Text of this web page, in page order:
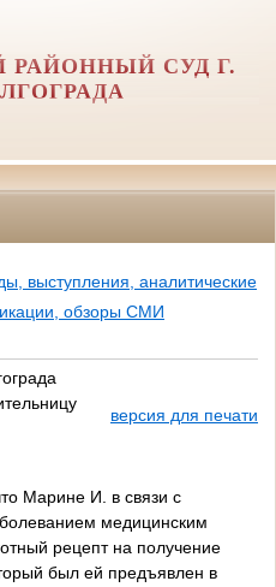
РАЙОННЫЙ СУД Г.
выступления, аналитические
обзоры СМИ
версия для печати
Марине И. в связи с
медицинским
рецепт на получение
был ей предъявлен в